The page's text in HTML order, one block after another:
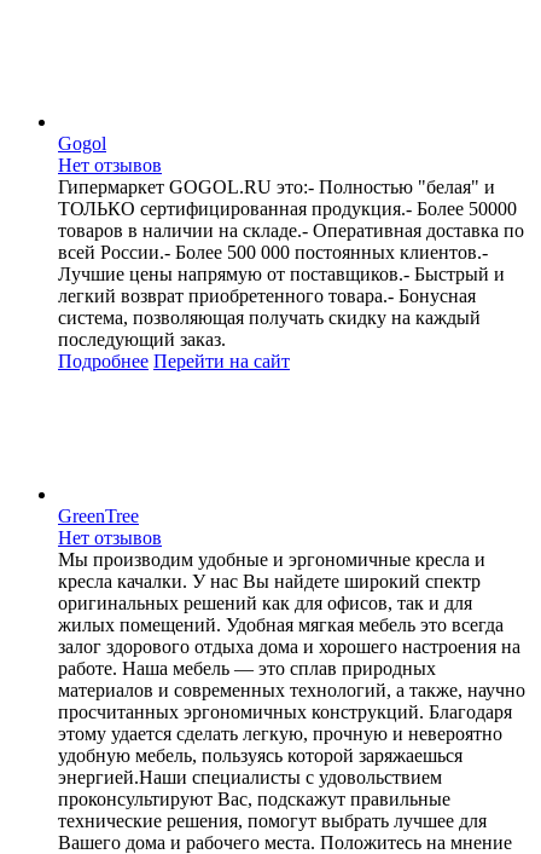
Gogol
Нет отзывов
Гипермаркет GOGOL.RU это:- Полностью "белая" и
ТОЛЬКО сертифицированная продукция.- Более 50000
товаров в наличии на складе.- Оперативная доставка по
всей России.- Более 500 000 постоянных клиентов.-
Лучшие цены напрямую от поставщиков.- Быстрый и
легкий возврат приобретенного товара.- Бонусная
система, позволяющая получать скидку на каждый
последующий заказ.
Подробнее Перейти на сайт
GreenTree
Нет отзывов
Мы производим удобные и эргономичные кресла и
кресла качалки. У нас Вы найдете широкий спектр
оригинальных решений как для офисов, так и для
жилых помещений. Удобная мягкая мебель это всегда
залог здорового отдыха дома и хорошего настроения на
работе. Наша мебель — это сплав природных
материалов и современных технологий, а также, научно
просчитанных эргономичных конструкций. Благодаря
этому удается сделать легкую, прочную и невероятно
удобную мебель, пользуясь которой заряжаешься
энергией.Наши специалисты с удовольствием
проконсультируют Вас, подскажут правильные
технические решения, помогут выбрать лучшее для
Вашего дома и рабочего места. Положитесь на мнение